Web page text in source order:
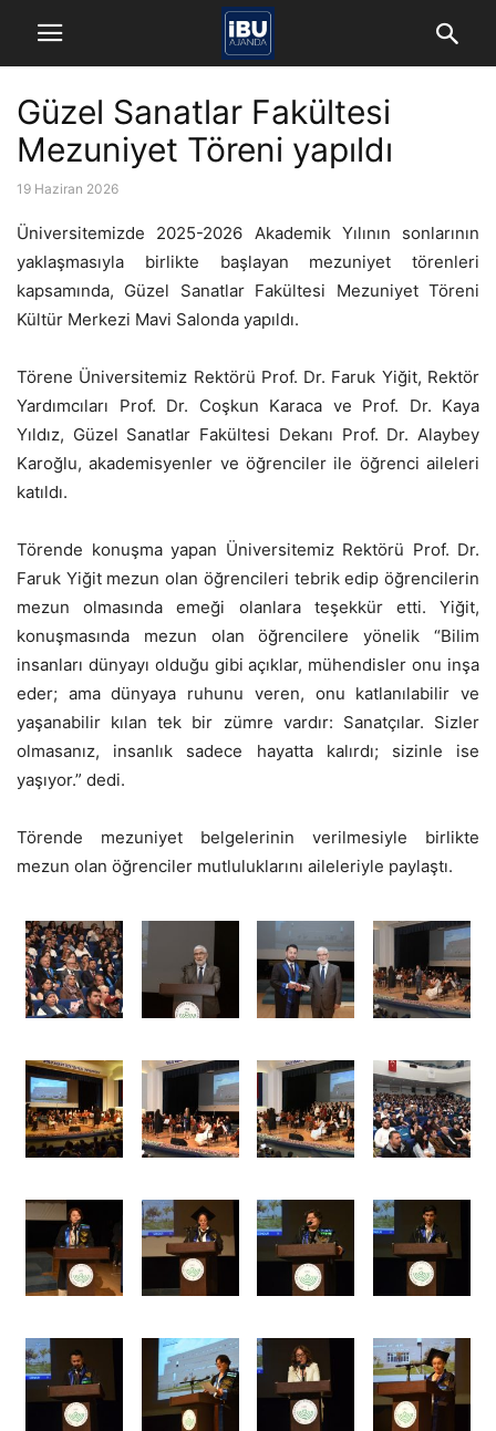
Güzel Sanatlar Fakültesi
Mezuniyet Töreni yapıldı
19 Haziran 2026
Üniversitemizde 2025-2026 Akademik Yılının sonlarının
yaklaşmasıyla birlikte başlayan mezuniyet törenleri
kapsamında, Güzel Sanatlar Fakültesi Mezuniyet Töreni
Kültür Merkezi Mavi Salonda yapıldı.
Törene Üniversitemiz Rektörü Prof. Dr. Faruk Yiğit, Rektör
Yardımcıları Prof. Dr. Coşkun Karaca ve Prof. Dr. Kaya
Yıldız, Güzel Sanatlar Fakültesi Dekanı Prof. Dr. Alaybey
Karoğlu, akademisyenler ve öğrenciler ile öğrenci aileleri
katıldı.
Törende konuşma yapan Üniversitemiz Rektörü Prof. Dr.
Faruk Yiğit mezun olan öğrencileri tebrik edip öğrencilerin
mezun olmasında emeği olanlara teşekkür etti. Yiğit,
konuşmasında mezun olan öğrencilere yönelik “Bilim
insanları dünyayı olduğu gibi açıklar, mühendisler onu inşa
eder; ama dünyaya ruhunu veren, onu katlanılabilir ve
yaşanabilir kılan tek bir zümre vardır: Sanatçılar. Sizler
olmasanız, insanlık sadece hayatta kalırdı; sizinle ise
yaşıyor.” dedi.
Törende mezuniyet belgelerinin verilmesiyle birlikte
mezun olan öğrenciler mutluluklarını aileleriyle paylaştı.